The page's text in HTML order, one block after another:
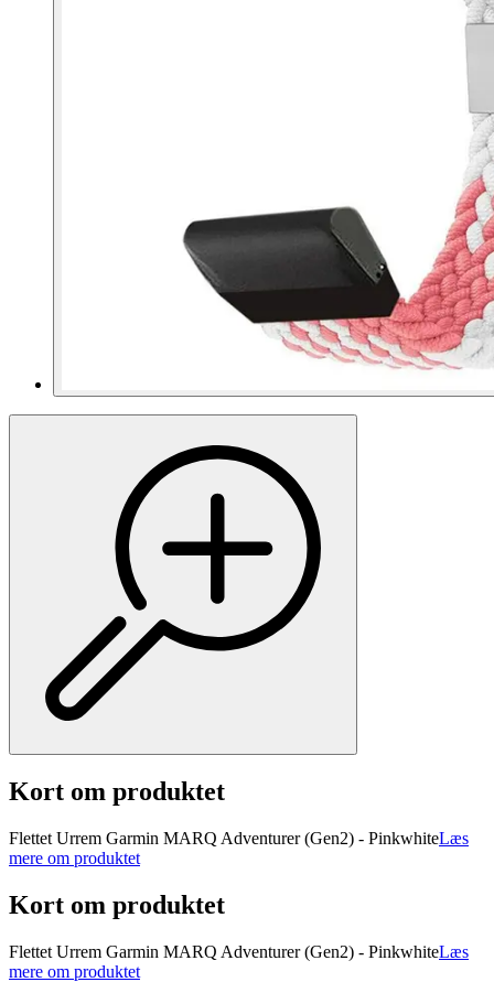
Kort om produktet
Flettet Urrem Garmin MARQ Adventurer (Gen2) - PinkwhiteLæs
mere om produktet
Kort om produktet
Flettet Urrem Garmin MARQ Adventurer (Gen2) - PinkwhiteLæs
mere om produktet